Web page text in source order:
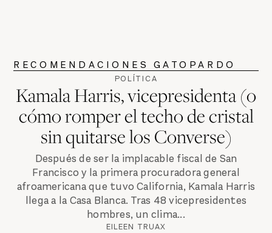
RECOMENDACIONES GATOPARDO
POLÍTICA
Kamala Harris, vicepresidenta (o
cómo romper el techo de cristal
sin quitarse los Converse)
Después de ser la implacable fiscal de San
Francisco y la primera procuradora general
afroamericana que tuvo California, Kamala Harris
llega a la Casa Blanca. Tras 48 vicepresidentes
hombres, un clima...
EILEEN TRUAX